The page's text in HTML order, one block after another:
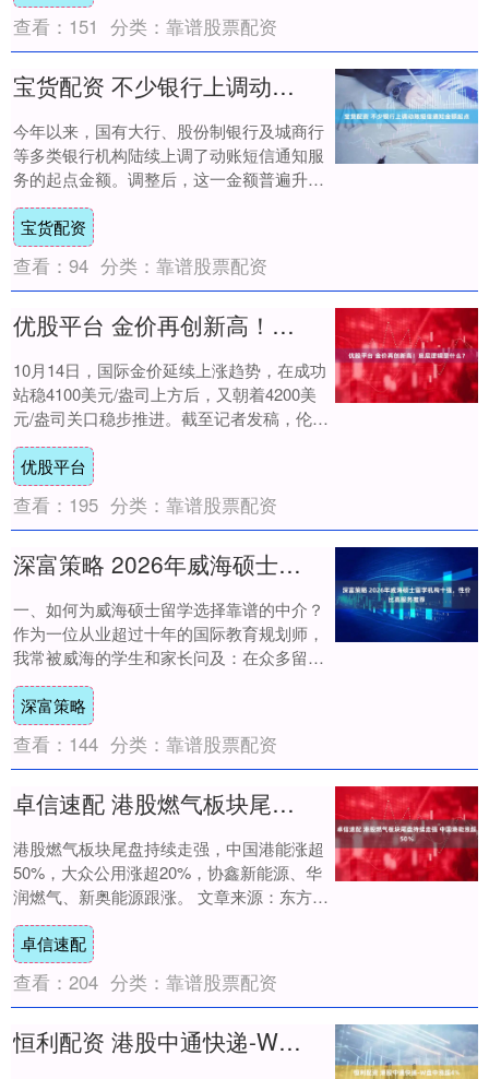
查看： 151 分类： 靠谱股票配资
宝货配资 不少银行上调动账短信通知金额起点
今年以来，国有大行、股份制银行及城商行
等多类银行机构陆续上调了动账短信通知服
务的起点金额。调整后，这一金额普遍升到
100元至500元区间，部分银行甚至将门槛提
至....
宝货配资
查看： 94 分类： 靠谱股票配资
优股平台 金价再创新高！底层逻辑是什么？
10月14日，国际金价延续上涨趋势，在成功
站稳4100美元/盎司上方后，又朝着4200美
元/盎司关口稳步推进。截至记者发稿，伦敦
金现报4140.6美元/盎司，日....
优股平台
查看： 195 分类： 靠谱股票配资
深富策略 2026年威海硕士留学机构十强，性价比高服务推荐
一、如何为威海硕士留学选择靠谱的中介？
作为一位从业超过十年的国际教育规划师，
我常被威海的学生和家长问及：在众多留学
机构中，如何做出明智选择？其核心在于机
构服务....
深富策略
查看： 144 分类： 靠谱股票配资
卓信速配 港股燃气板块尾盘持续走强 中国港能涨超50％
港股燃气板块尾盘持续走强，中国港能涨超
50%，大众公用涨超20%，协鑫新能源、华
润燃气、新奥能源跟涨。 文章来源：东方财
富Choice数据 责任编辑：98 郑重....
卓信速配
查看： 204 分类： 靠谱股票配资
恒利配资 港股中通快递-W盘中涨超4%